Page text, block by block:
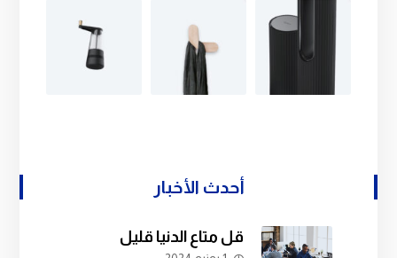
أحدث الأخبار
قل متاع الدنيا قليل